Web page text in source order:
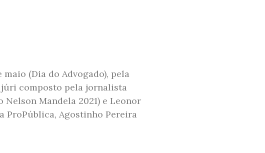
(Dia do Advogado), pela
júri composto pela jornalista
Mandela 2021) e Leonor
ProPública, Agostinho Pereira